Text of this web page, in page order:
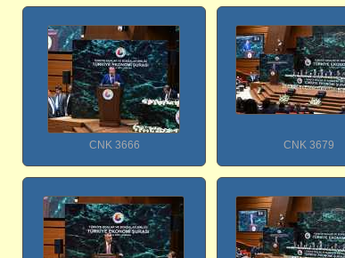
CNK 3666 CNK 3679